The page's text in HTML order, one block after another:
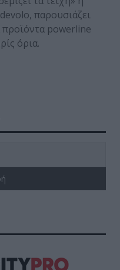
παρουσιάζει
προϊόντα powerline
όρια.